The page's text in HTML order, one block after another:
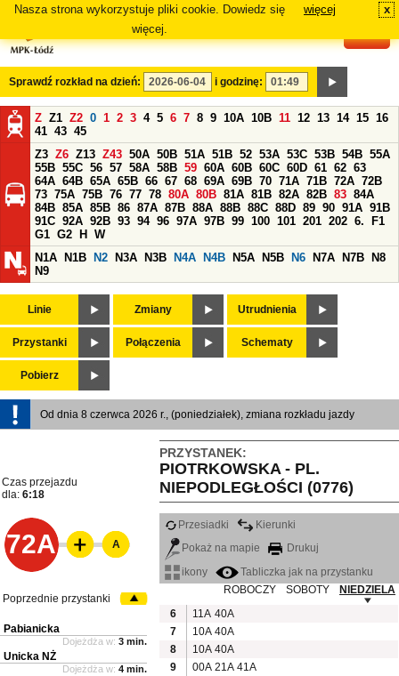
Nasza strona wykorzystuje pliki cookie. Dowiedz się
więcej.
więcej x
Sprawdź rozkład na dzień: i godzinę:
Z Z1 Z2 0 1 2 3 4 5 6 7 8 9 10A 10B 11 12 13 14 15 16
41 43 45
Z3 Z6 Z13 Z43 50A 50B 51A 51B 52 53A 53C 53B 54B 55A
55B 55C 56 57 58A 58B 59 60A 60B 60C 60D 61 62 63
64A 64B 65A 65B 66 67 68 69A 69B 70 71A 71B 72A 72B
73 75A 75B 76 77 78 80A 80B 81A 81B 82A 82B 83 84A
84B 85A 85B 86 87A 87B 88A 88B 88C 88D 89 90 91A 91B
91C 92A 92B 93 94 96 97A 97B 99 100 101 201 202 6.
F1
G1 G2 H
W
N1A
N1B N2 N3A N3B N4A N4B N5A N5B N6 N7A N7B
N8
N9
Linie Zmiany Utrudnienia
Przystanki Połączenia Schematy
Pobierz
Od dnia 8 czerwca 2026 r., (poniedziałek), zmiana rozkładu jazdy
PRZYSTANEK:
PIOTRKOWSKA - PL.
NIEPODLEGŁOŚCI (0776)
Czas przejazdu
dla: 6:18
72A
Przesiadki
Kierunki
Pokaż na mapie
Drukuj
ikony
Tabliczka jak na przystanku
ROBOCZY
SOBOTY
NIEDZIELA
6
11A 40A
7
10A 40A
8
10A 40A
9
00A 21A 41A
A
Poprzednie przystanki
Pabianicka
Dojeżdża w: 3 min.
Unicka NŻ
Dojeżdża w: 4 min.